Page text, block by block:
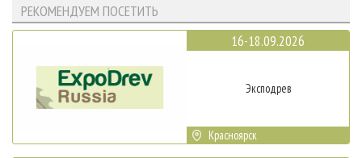
РЕКОМЕНДУЕМ ПОСЕТИТЬ
16-18.09.2026
Эксподрев
Красноярск